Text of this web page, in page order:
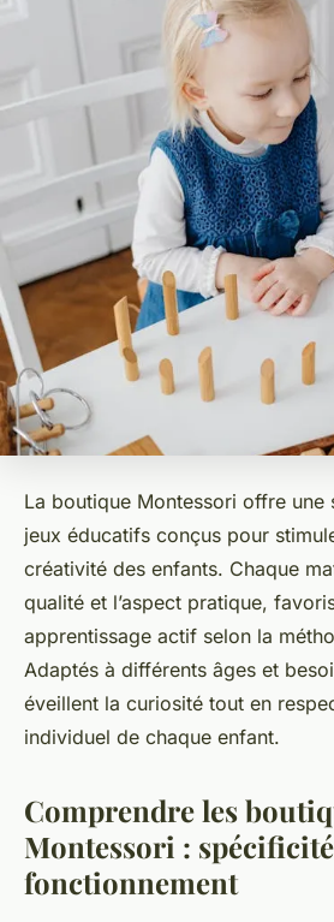
La boutique Montessori offre une
jeux éducatifs conçus pour
créativité des enfants. Chaque
qualité et l’aspect pratique,
apprentissage actif selon la
Adaptés à différents âges et
éveillent la curiosité tout en
individuel de chaque enfant.
Comprendre les
Montessori :
fonctionnement